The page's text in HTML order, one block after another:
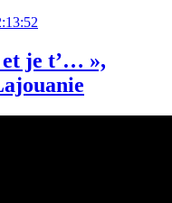
et je t’… »,